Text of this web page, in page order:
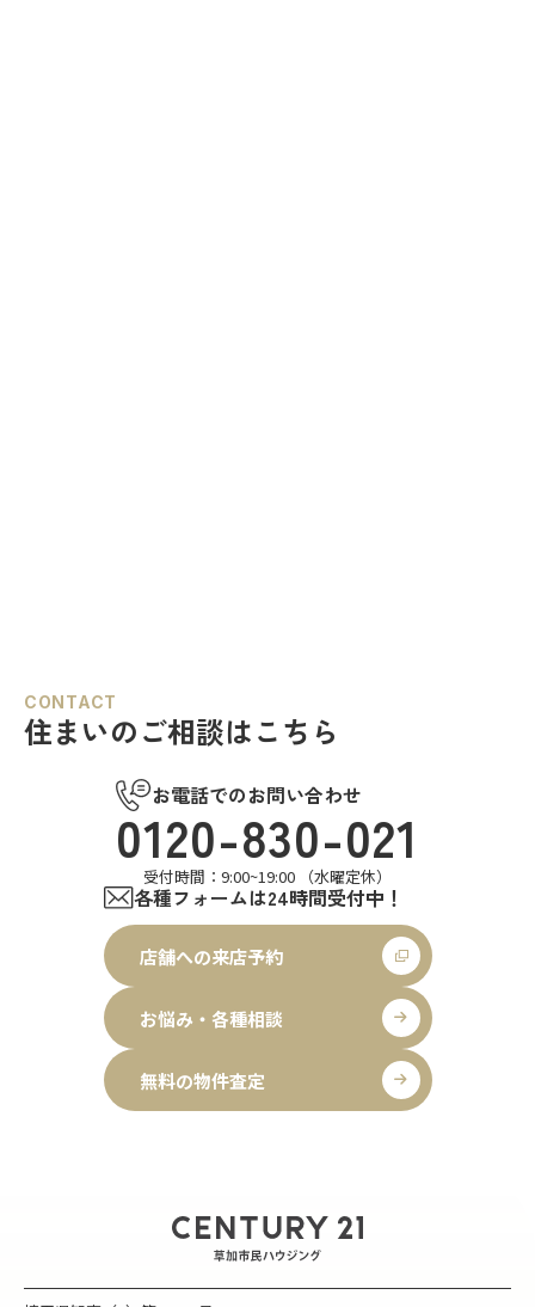
CONTACT
住まいのご相談はこちら
お電話でのお問い合わせ
0120-830-021
受付時間：9:00~19:00 （水曜定休）
各種フォームは24時間受付中！
店舗への来店予約
お悩み・各種相談
無料の物件査定